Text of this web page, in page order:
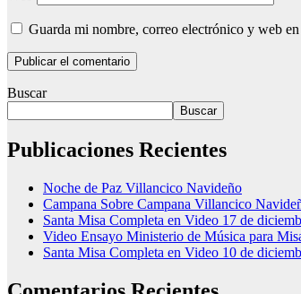
Guarda mi nombre, correo electrónico y web
Buscar
Buscar
Publicaciones Recientes
Noche de Paz Villancico Navideño
Campana Sobre Campana Villancico
Santa Misa Completa en Video 17 de
Video Ensayo Ministerio de Música para
Santa Misa Completa en Video 10 de